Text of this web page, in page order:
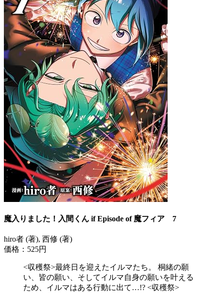
魔入りました！入間くん if Episode of 魔フィア 7
hiro者 (著), 西修 (著)
価格：525円
<収穫祭>最終日を迎えたイルマたち。 桐緒の願
い、皆の願い、そしてイルマ自身の願いを叶える
ため、イルマはある行動に出て…!? <収穫祭>